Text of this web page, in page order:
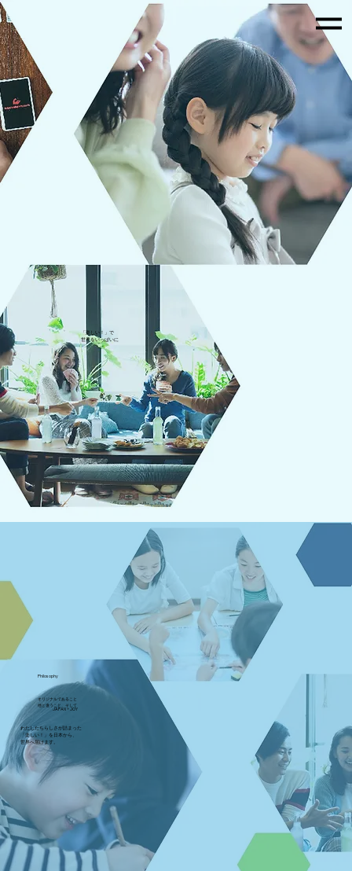
「楽しい！ 」で
世界をいっぱいに
Philosophy
JAPAN + JOY
わたしたちらしさが詰まった
​「楽しい！」を日本から、
世界へ届けます。
オリジナルであること
他と違うこと、そして